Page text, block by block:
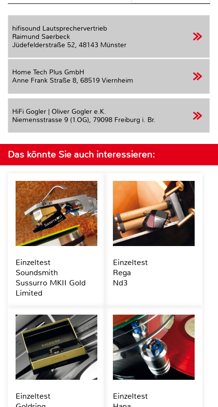
hifisound Lautsprechervertrieb
Raimund Saerbeck
Jüdefelderstraße 52, 48143 Münster
Home Tech Plus GmbH
Anne Frank Straße 8, 68519 Viernheim
HiFi Gogler | Oliver Gogler e.K.
Niemensstrasse 9 (1.OG), 79098 Freiburg i. Br.
Das könnte Sie auch interessieren:
Einzeltest
Soundsmith
Sussurro MKII Gold
Limited
Einzeltest
Rega
Nd3
Einzeltest
Einzeltest